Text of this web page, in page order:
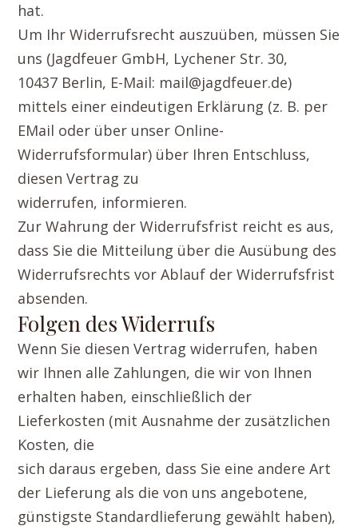
hat.
Um Ihr Widerrufsrecht auszuüben, müssen Sie
uns (Jagdfeuer GmbH, Lychener Str. 30,
10437 Berlin, E-Mail: mail@jagdfeuer.de)
mittels einer eindeutigen Erklärung (z. B. per
EMail oder über unser Online-
Widerrufsformular) über Ihren Entschluss,
diesen Vertrag zu
widerrufen, informieren.
Zur Wahrung der Widerrufsfrist reicht es aus,
dass Sie die Mitteilung über die Ausübung des
Widerrufsrechts vor Ablauf der Widerrufsfrist
absenden.
Folgen des Widerrufs
Wenn Sie diesen Vertrag widerrufen, haben
wir Ihnen alle Zahlungen, die wir von Ihnen
erhalten haben, einschließlich der
Lieferkosten (mit Ausnahme der zusätzlichen
Kosten, die
sich daraus ergeben, dass Sie eine andere Art
der Lieferung als die von uns angebotene,
günstigste Standardlieferung gewählt haben),